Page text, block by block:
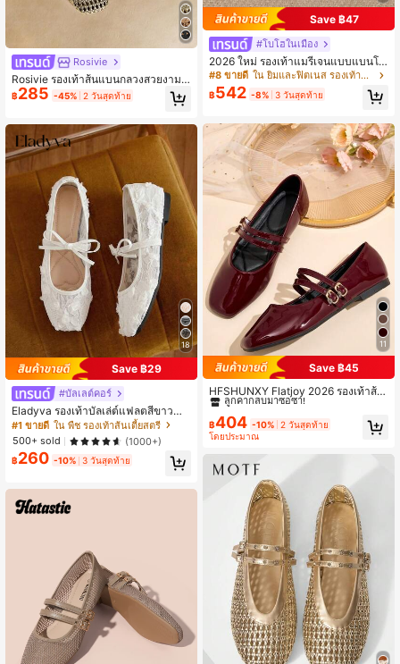
Rosivie
Rosivie รองเท้าส้นแบนกลวงสวยงาม
สำหรับผู้หญิง, ทันสมัยและสวมใส่สบาย,
รองเท้าส้นแบนทรงสี่เหลี่ยมสไตล์ฝรั่งเศ
฿285 -45% 2 วันสุดท้าย
18
Save ฿29
#บัลเลต์คอร์
Eladyva รองเท้าบัลเล่ต์แฟลตสีขาวสำ
หรับผู้หญิงฤดูใบไม้ร่วง/ฤดูหนาว ประดั
บโบว์และปักลายดอกไม้, รองเท้าแตะรั
ดส้นตาข่ายกลวงระบายอากาศได้สีดำ
สำหรับฤดูร้อน, รองเท้าแมรี่เจนทรงหัวเ
#1 ขายดี ใน พืช รองเท้าส้นเตี้ยสตรี
500+ sold
(1000+)
฿260 -10% 3 วันสุดท้าย
Save ฿47
#โบโฮในเมือง
2026 ใหม่ รองเท้าแมรี่เจนแบบแบนโบ
ฮีเมียนสานโปร่งระบายอากาศได้ดี มีโบ
ว์ผูก รองเท้าลำลองสบายหรูหรา มีแถบ
ยืด เจาะรู รองเท้าสำนักงาน รองเท้าฤดู
#8 ขายดี ใน ยิมและฟิตเนส รองเท้าส้นเตี้ยสตรี
฿542 -8% 3 วันสุดท้าย
11
Save ฿45
HFSHUNXY Flatjoy 2026 รองเท้าส้น
แบนผู้หญิงสีแดงเบอร์กันดีเงางาม หัวเห
ลี่ยม สไตล์แมรี่เจน ดีไซน์สายคู่พร้อมหัว
เข็มขัด แฟชั่นหรูหรา ใส่สบาย แมตช์ง่า
ย เหมาะสำหรับช้อปปิ้ง เดท ปาร์ตี้ งานเ
ลี้ยง และวันวาเลนไทน์
#1 ขายดี
ใน เบอร์กันดี รองเท้าส้นเตี้ยสตรี
ลูกค้ากลับมาซื้อซ้ำ!
#1 ขายดี
ลูกค้ากลับมาซื้อซ้ำ!
#1 ขายดี
ลูกค้ากลับมาซื้อซ้ำ!
#1 ขายดี
ลูกค้ากลับมาซื้อซ้ำ!
฿404 -10% 2 วันสุดท้าย
โดยประมาณ